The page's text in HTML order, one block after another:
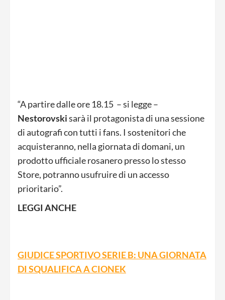
“A partire dalle ore 18.15 – si legge –
Nestorovskisarà il protagonista di una sessione
di autografi con tutti i fans. I sostenitori che
acquisteranno, nella giornata di domani, un
prodotto ufficiale rosanero presso lo stesso
Store, potranno usufruire di un accesso
prioritario”.
LEGGI ANCHE
GIUDICE SPORTIVO SERIE B: UNA GIORNATA
DI SQUALIFICA A CIONEK